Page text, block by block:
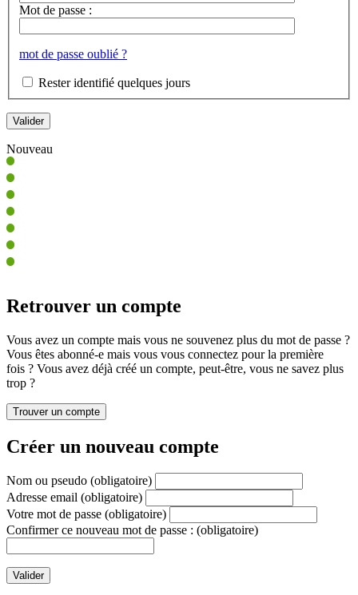
Mot de passe :
mot de passe oublié ?
Rester identifié quelques jours
Nouveau
Retrouver un compte
Vous avez un compte mais vous ne souvenez plus du mot de passe ?
Vous êtes abonné-e mais vous vous connectez pour la première
fois ? Vous avez déjà créé un compte, peut-être, vous ne savez plus
trop ?
Créer un nouveau compte
Nom ou pseudo (obligatoire)
Adresse email (obligatoire)
Votre mot de passe (obligatoire)
Confirmer ce nouveau mot de passe : (obligatoire)